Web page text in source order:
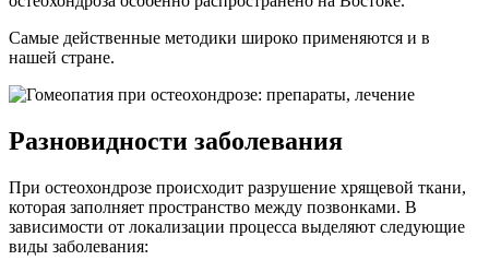
Самые действенные методики широко применяются и в
нашей стране.
Разновидности заболевания
При остеохондрозе происходит разрушение хрящевой ткани,
которая заполняет пространство между позвонками. В
зависимости от локализации процесса выделяют следующие
виды заболевания: